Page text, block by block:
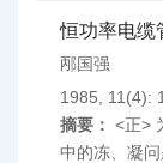
恒功率电缆
邴国强
1985, 11(4):
摘要： <正>
中的冻、凝